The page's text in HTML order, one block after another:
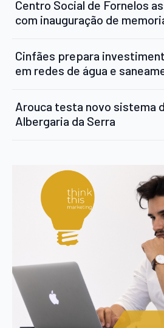
Centro Social de Fornelos
com inauguração de
Cinfães prepara
em redes de água e
Arouca testa novo sistema
Albergaria da Serra